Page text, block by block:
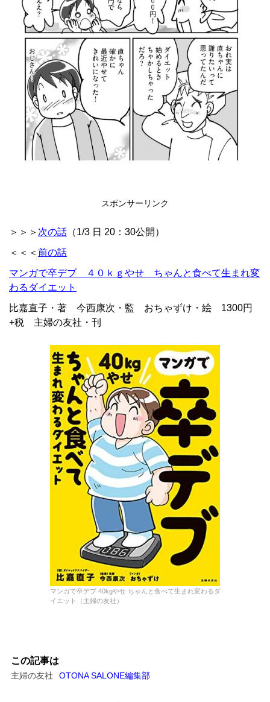
スポンサーリンク
＞＞＞ 次の話 （1/3 日 20：30公開）
＜＜＜ 前の話
マンガで卒デブ ４０ｋｇやせ ちゃんと食べて生まれ変
わるダイエット
比嘉直子・著 今西康次・監 おちゃずけ・絵 1300円
+税 主婦の友社・刊
マンガで卒デブ 40kgやせ ちゃんと食べて生まれ変わるダ
イエット（主婦の友社）
この記事は
主婦の友社 OTONA SALONE編集部